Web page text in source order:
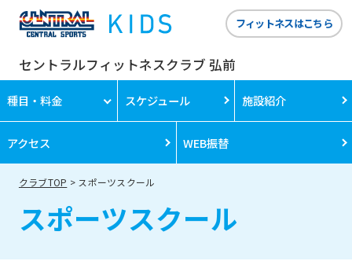
セントラルフィットネスクラブ 弘前
フィットネスはこちら
種目・料金 スケジュール 施設紹介
アクセス WEB振替
クラブTOP スポーツスクール
スポーツスクール